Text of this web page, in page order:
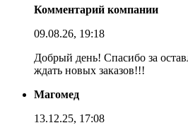
Комментарий компании
09.08.26, 19:18
Добрый день! Спасибо за
ждать новых заказов!!!
Магомед
13.12.25, 17:08